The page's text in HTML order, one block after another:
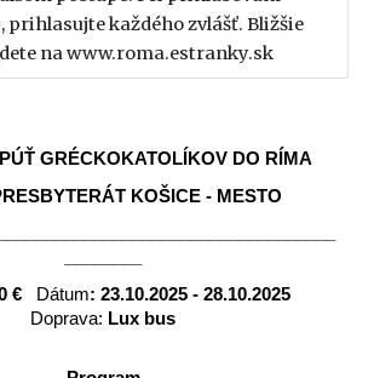
prihlasujte každého zvlášť. Bližšie
na www.roma.estranky.sk
GRÉCKOKATOLÍKOV DO RÍMA
KOŠICE - MESTO
€Dátum: 23.10.2025 - 28.10.2025
Doprava: Lux bus